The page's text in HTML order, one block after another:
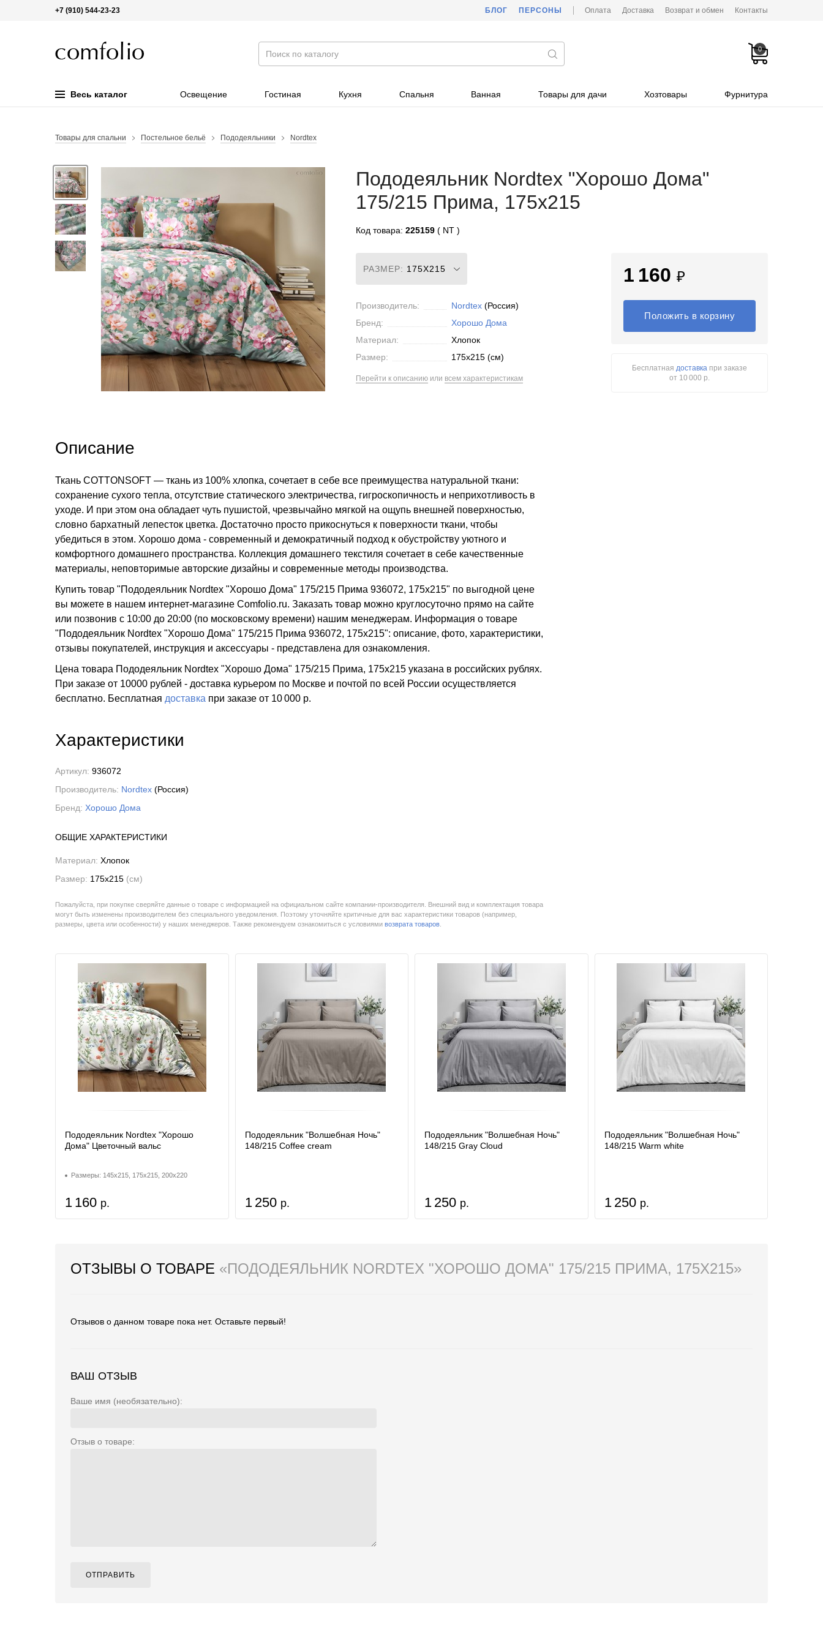
+7 (910) 544-23-23 БЛОГ ПЕРСОНЫ Оплата Доставка Возврат и обмен Контакты
0
Весь каталог Освещение Гостиная Кухня Спальня Ванная Товары для дачи Хозтовары Фурнитура
Товары для спальни Постельное бельё Пододеяльники Nordtex
Пододеяльник Nordtex "Хорошо Дома"
175/215 Прима, 175x215
Код товара: 225159 ( NT )
РАЗМЕР: 175X215
Производитель: Nordtex(Россия)
Бренд:
Хорошо Дома
Материал:
Хлопок
Размер:
175x215 (см)
Перейти к описаниюили всем характеристикам
1 160 ₽
Положить в корзину
Бесплатнаядоставка при заказе
от 10 000 р.
Описание
Ткань COTTONSOFT — ткань из 100% хлопка, сочетает в себе все преимущества натуральной ткани:
сохранение сухого тепла, отсутствие статического электричества, гигроскопичность и неприхотливость в
уходе. И при этом она обладает чуть пушистой, чрезвычайно мягкой на ощупь внешней поверхностью,
словно бархатный лепесток цветка. Достаточно просто прикоснуться к поверхности ткани, чтобы
убедиться в этом. Хорошо дома - современный и демократичный подход к обустройству уютного и
комфортного домашнего пространства. Коллекция домашнего текстиля сочетает в себе качественные
материалы, неповторимые авторские дизайны и современные методы производства.
Купить товар "Пододеяльник Nordtex "Хорошо Дома" 175/215 Прима 936072, 175x215" по выгодной цене
вы можете в нашем интернет-магазине Comfolio.ru. Заказать товар можно круглосуточно прямо на сайте
или позвонив с 10:00 до 20:00 (по московскому времени) нашим менеджерам. Информация о товаре
"Пододеяльник Nordtex "Хорошо Дома" 175/215 Прима 936072, 175x215": описание, фото, характеристики,
отзывы покупателей, инструкция и аксессуары - представлена для ознакомления.
Цена товара Пододеяльник Nordtex "Хорошо Дома" 175/215 Прима, 175x215 указана в российских рублях.
При заказе от 10000 рублей - доставка курьером по Москве и почтой по всей России осуществляется
бесплатно. Бесплатная доставка при заказе от 10 000 р.
Характеристики
Артикул: 936072
Производитель: Nordtex (Россия)
Бренд: Хорошо Дома
ОБЩИЕ ХАРАКТЕРИСТИКИ
Материал: Хлопок
Размер: 175x215 (см)
Пожалуйста, при покупке сверяйте данные о товаре с информацией на официальном сайте компании-производителя. Внешний вид и комплектация товара
могут быть изменены производителем без специального уведомления. Поэтому уточняйте критичные для вас характеристики товаров (например,
размеры, цвета или особенности) у наших менеджеров. Также рекомендуем ознакомиться с условиями возврата товаров
Пододеяльник Nordtex "Хорошо
Дома" Цветочный вальс
Размеры: 145x215, 175x215, 200x220
1 160 р.
Пододеяльник "Волшебная Ночь"
148/215 Coffee cream
1 250 р.
Пододеяльник "Волшебная Ночь"
148/215 Gray Cloud
1 250 р.
Пододеяльник "Волшебная Ночь"
148/215 Warm white
1 250 р.
ОТЗЫВЫ О ТОВАРЕ «ПОДОДЕЯЛЬНИК NORDTEX "ХОРОШО ДОМА" 175/215 ПРИМА, 175X215»
Отзывов о данном товаре пока нет. Оставьте первый!
ВАШ ОТЗЫВ
Ваше имя (необязательно):
Отзыв о товаре:
ОТПРАВИТЬ